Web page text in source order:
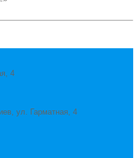
4
ул. Гарматная, 4